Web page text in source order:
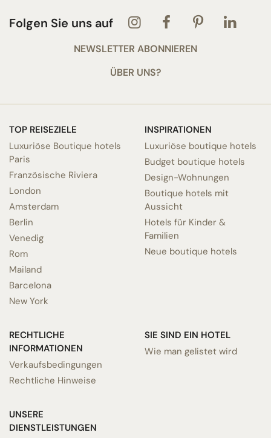
Folgen Sie uns auf
NEWSLETTER ABONNIEREN
ÜBER UNS?
TOP REISEZIELE
Luxuriöse Boutique hotels
Paris
Französische Riviera
London
Amsterdam
Berlin
Venedig
Rom
Mailand
Barcelona
New York
INSPIRATIONEN
Luxuriöse boutique hotels
Budget boutique hotels
Design-Wohnungen
Boutique hotels mit
Aussicht
Hotels für Kinder &
Familien
Neue boutique hotels
RECHTLICHE
INFORMATIONEN
Verkaufsbedingungen
Rechtliche Hinweise
UNSERE
DIENSTLEISTUNGEN
SIE SIND EIN HOTEL
Wie man gelistet wird